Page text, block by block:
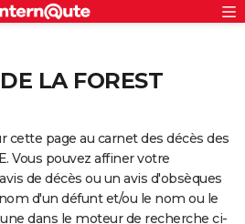
LA FOREST
cette page au carnet des décès des
Vous pouvez affiner votre
de décès ou un avis d'obsèques
d'un défunt et/ou le nom ou le
dans le moteur de recherche ci-